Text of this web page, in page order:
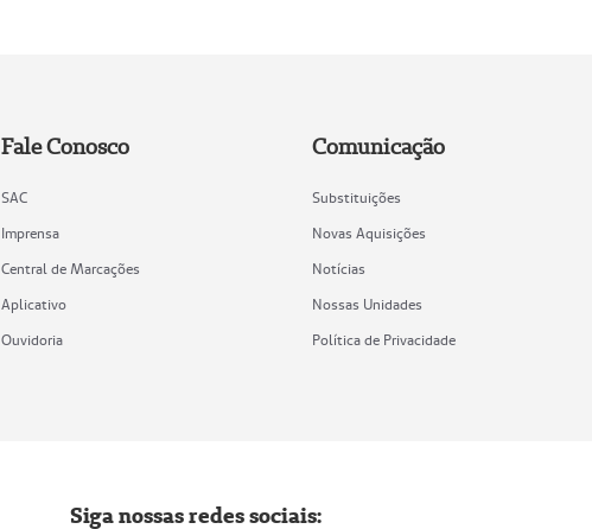
Fale Conosco
SAC
Imprensa
Central de Marcações
Aplicativo
Ouvidoria
Comunicação
Substituições
Novas Aquisições
Notícias
Nossas Unidades
Política de Privacidade
Siga nossas redes sociais: